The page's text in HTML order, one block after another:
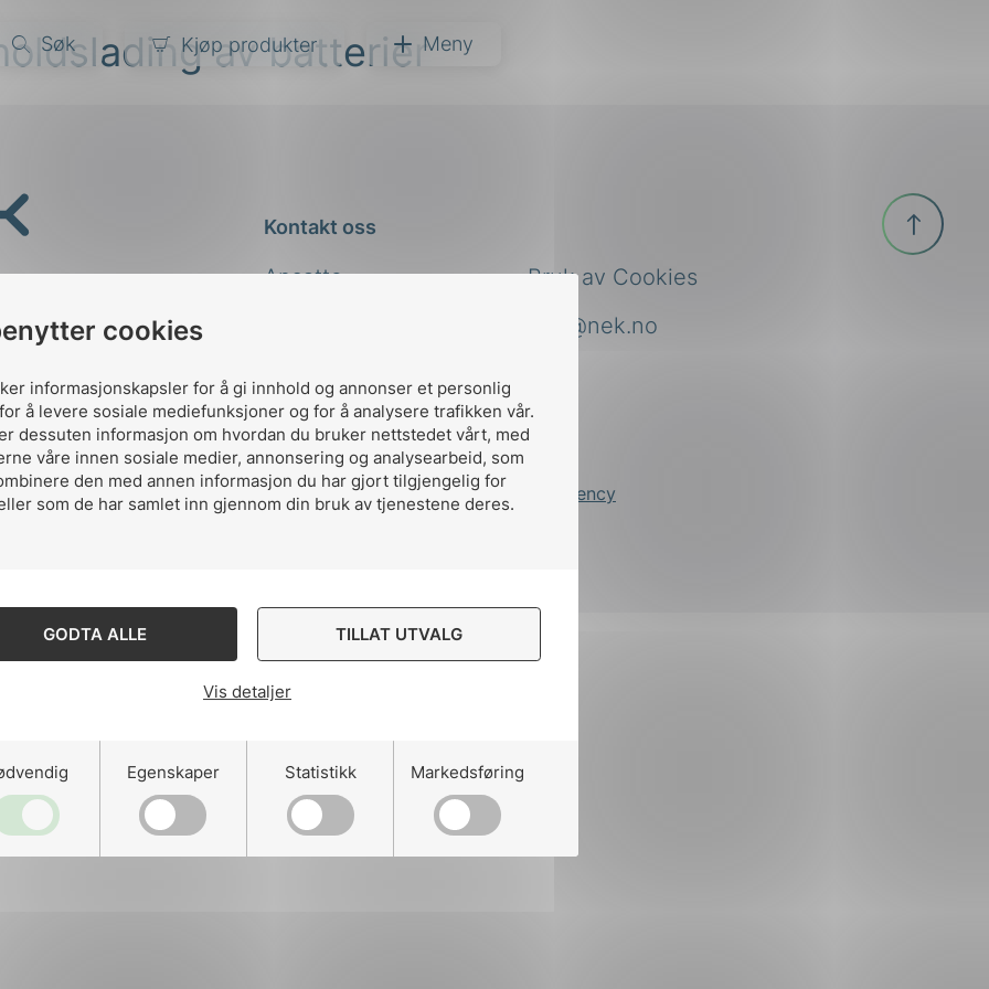
cookies
informasjonskapsler for å gi innhold og annonser et personlig
å levere sosiale mediefunksjoner og for å analysere trafikken vår.
dessuten informasjon om hvordan du bruker nettstedet vårt, med
våre innen sosiale medier, annonsering og analysearbeid, som
den med annen informasjon du har gjort tilgjengelig for
som de har samlet inn gjennom din bruk av tjenestene deres.
GODTA ALLE TILLAT UTVALG
Vis detaljer
Egenskaper Statistikk Markedsføring
Søk Kjøp produkter Meny
av batterier
Kontakt oss
Ansatte
nek@nek.no
Bruk av Cookies
Designed and developed by Stem Agency
Til
toppen